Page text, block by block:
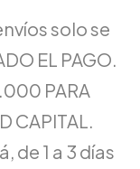
solo se
EL PAGO.
PARA
CAPITAL.
de 1 a 3 días